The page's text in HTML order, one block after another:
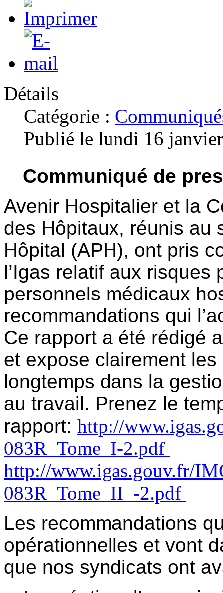
Détails
Catégorie :
Publié le lundi 16
Communiqué de
Avenir Hospitalier et la
des Hôpitaux, réunis au
Hôpital (APH), ont pris
l’Igas relatif aux risques
personnels médicaux
recommandations qui
Ce rapport a été rédigé
et expose clairement
longtemps dans la
au travail. Prenez le
rapport: http://
083R_Tome_I-2.pdf
http://www.igas.gouv.fr/
083R_Tome_II_-2.pdf
Les recommandations
opérationnelles et vont
que nos syndicats ont